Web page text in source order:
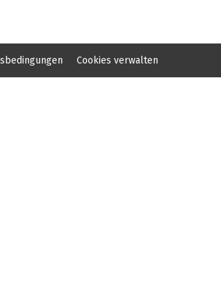
Cookies verwalten